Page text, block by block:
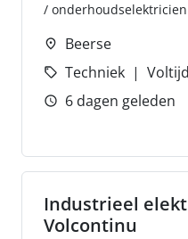
/
Beerse
Techniek
6 dagen geleden
Industrieel
Volcontinu